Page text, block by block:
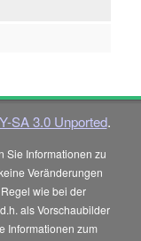
Dunkeld
Sheffield
Sekondi
(en)
(
Diözese
SA 3.0 Unported.
Sie Informationen zu
Veränderungen
wie bei der
als Vorschaubilder
Informationen zum